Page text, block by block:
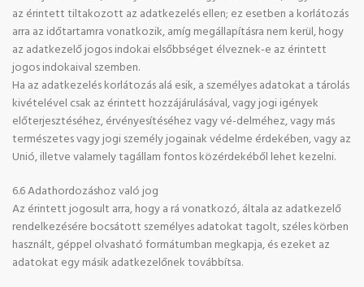
az érintett tiltakozott az adatkezelés ellen; ez esetben a korlátozás
arra az időtartamra vonatkozik, amíg megállapításra nem kerül, hogy
az adatkezelő jogos indokai elsőbbséget élveznek-e az érintett
jogos indokaival szemben.
Ha az adatkezelés korlátozás alá esik, a személyes adatokat a tárolás
kivételével csak az érintett hozzájárulásával, vagy jogi igények
előterjesztéséhez, érvényesítéséhez vagy vé-delméhez, vagy más
természetes vagy jogi személy jogainak védelme érdekében, vagy az
Unió, illetve valamely tagállam fontos közérdekéből lehet kezelni.
6.6 Adathordozáshoz való jog
Az érintett jogosult arra, hogy a rá vonatkozó, általa az adatkezelő
rendelkezésére bocsátott személyes adatokat tagolt, széles körben
használt, géppel olvasható formátumban megkapja, és ezeket az
adatokat egy másik adatkezelőnek továbbítsa.